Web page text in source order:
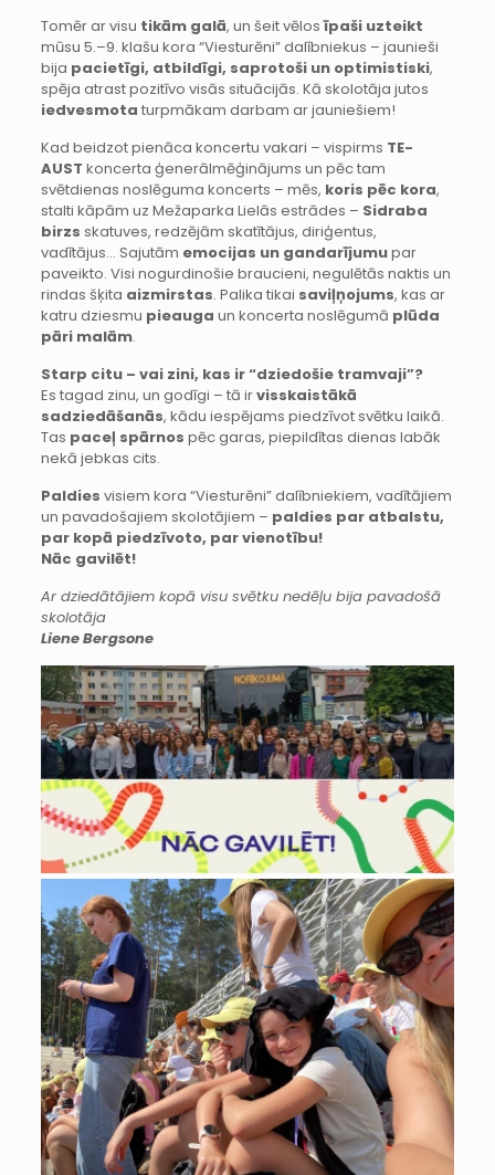
Tomēr ar visu tikām galā, un šeit vēlosīpaši uzteikt
mūsu 5.–9. klašu kora “Viesturēni” dalībniekus – jaunieši
bija pacietīgi, atbildīgi, saprotoši un optimistiski,
spēja atrast pozitīvo visās situācijās. Kā skolotāja jutos
iedvesmota turpmākam darbam ar jauniešiem!
Kad beidzot pienāca koncertu vakari – vispirms TE-
AUST koncerta ģenerālmēģinājums un pēc tam
svētdienas noslēguma koncerts – mēs, koris pēc kora,
stalti kāpām uz Mežaparka Lielās estrādes – Sidraba
birzs skatuves, redzējām skatītājus, diriģentus,
vadītājus… Sajutām emocijas un gandarījumupar
paveikto. Visi nogurdinošie braucieni, negulētās naktis un
rindas šķita aizmirstas. Palika tikai saviļņojums, kas ar
katru dziesmu pieauga un koncerta noslēgumā plūda
pāri malām.
Starp citu – vai zini, kas ir “dziedošie tramvaji”?
Es tagad zinu, un godīgi – tā irvisskaistākā
sadziedāšanās, kādu iespējams piedzīvot svētku laikā.
Tas paceļ spārnos pēc garas, piepildītas dienas labāk
nekā jebkas cits.
Paldies visiem kora “Viesturēni” dalībniekiem, vadītājiem
un pavadošajiem skolotājiem – paldies par atbalstu,
par kopā piedzīvoto, par vienotību!
Nāc gavilēt!
Ar dziedātājiem kopā visu svētku nedēļu bija pavadošā
skolotāja
Liene Bergsone